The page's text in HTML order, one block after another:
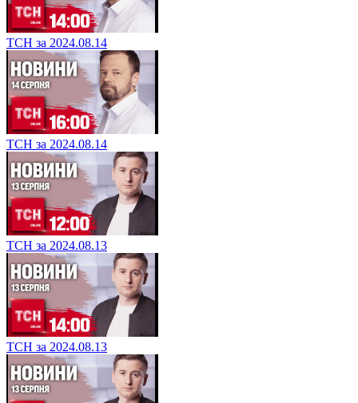
ТСН за 2024.08.14
ТСН за 2024.08.14
ТСН за 2024.08.13
ТСН за 2024.08.13